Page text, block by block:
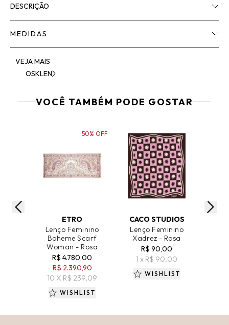
DESCRIÇÃO
MEDIDAS
VEJA MAIS
OSKLEN
VOCÊ TAMBÉM PODE GOSTAR
ETRO
Lenço Feminino
Boheme Scarf
Woman - Rosa
R$ 4.780,00
R$ 2.390,90
10 X R$ 239,09
50% OFF
WISHLIST
CACO STUDIOS
Lenço Feminino
Xadrez - Rosa
R$ 90,00
1 x R$ 90,00
WISHLIST